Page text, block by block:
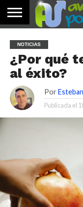
PALABRA
DE HOY
DEVOCIONALES
NOTICIAS
TESTIMONIOS
ORACIONES
SOBRE
NOSOTROS
IMÁGENES
NOTICIAS
¿Por qué
al éxito?
Por
Publicada el